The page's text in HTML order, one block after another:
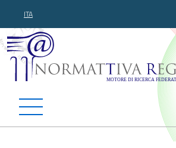
ITA
Normattiva